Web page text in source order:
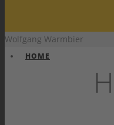
HOME
Wolfgang Warmbier